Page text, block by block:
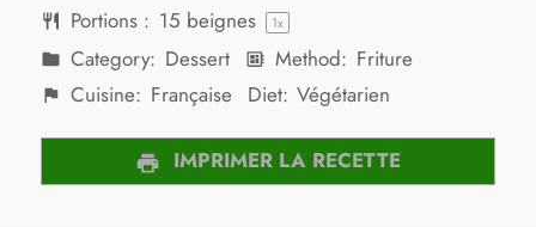
Portions : 15 beignes 1x
Category: Dessert Method: Friture
Cuisine: Française Diet: Végétarien
IMPRIMER LA RECETTE